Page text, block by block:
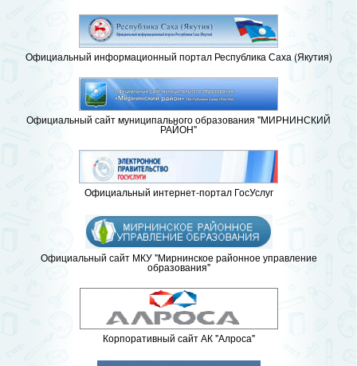
Официальный информационный портал Республика Саха (Якутия)
Официальный сайт муниципального образования "МИРНИНСКИЙ
РАЙОН"
Официальный интернет-портал ГосУслуг
Официальный сайт МКУ "Мирнинское районное управление
образования"
Корпоративный сайт АК "Алроса"